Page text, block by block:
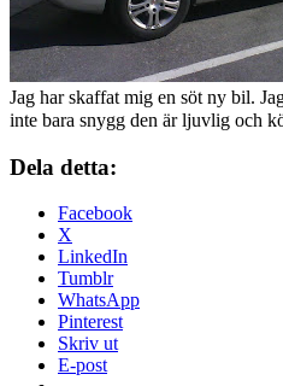
Jag har skaffat mig en söt ny bil.
inte bara snygg den är ljuvlig och
Dela detta:
Facebook
X
LinkedIn
Tumblr
WhatsApp
Pinterest
Skriv ut
E-post